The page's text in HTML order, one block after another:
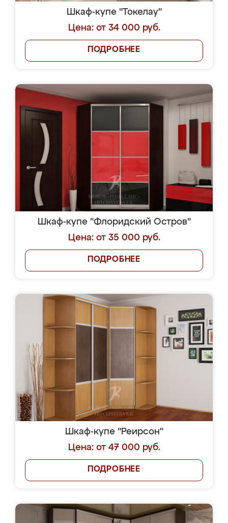
Шкаф-купе "Токелау"
Цена: от 34 000 руб.
ПОДРОБНЕЕ
Шкаф-купе "Флоридский Остров"
Цена: от 35 000 руб.
ПОДРОБНЕЕ
Шкаф-купе "Реирсон"
Цена: от 47 000 руб.
ПОДРОБНЕЕ